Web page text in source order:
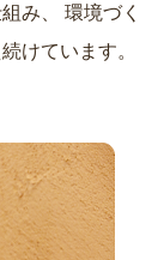
み、
けています。